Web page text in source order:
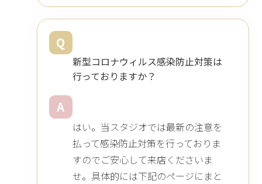
Q
新型コロナウィルス感染防止対策は
行っておりますか？
A
はい。当スタジオでは最新の注意を
払って感染防止対策を行っておりま
すのでご安心して来店くださいま
せ。具体的には下記のページにまと